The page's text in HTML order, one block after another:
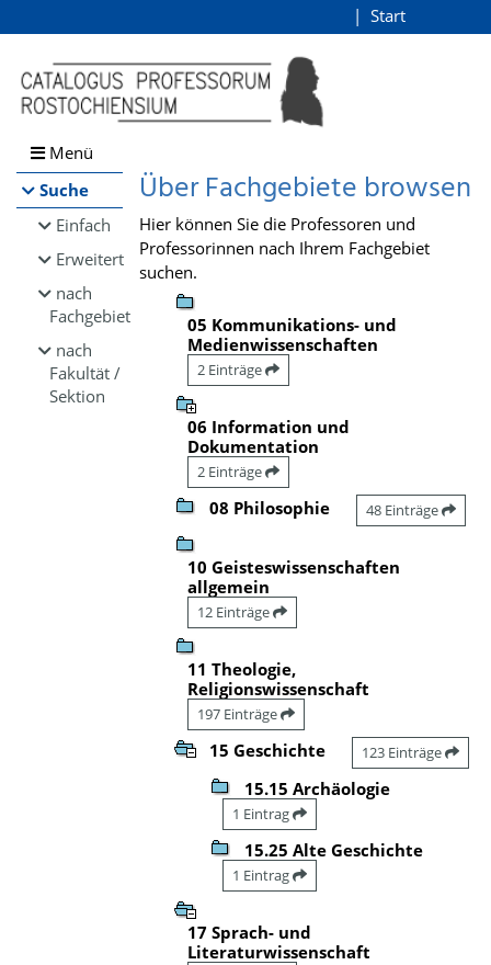
Browsen
direkt zum Inhalt
Start
Menü
Suche
Einfach
Erweitert
nach
Fachgebiet
nach
Fakultät /
Sektion
Über Fachgebiete browsen
Hier können Sie die Professoren und
Professorinnen nach Ihrem Fachgebiet
suchen.
05 Kommunikations- und
Medienwissenschaften
2 Einträge
06 Information und
Dokumentation
2 Einträge
08 Philosophie 48 Einträge
10 Geisteswissenschaften
allgemein
12 Einträge
11 Theologie,
Religionswissenschaft
197 Einträge
15 Geschichte 123 Einträge
15.15 Archäologie
1 Eintrag
15.25 Alte Geschichte
1 Eintrag
17 Sprach- und
Literaturwissenschaft